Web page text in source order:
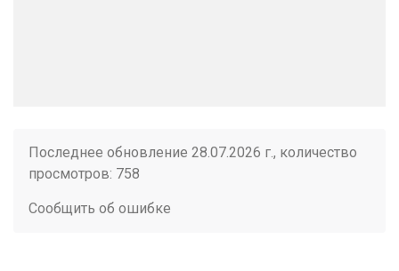
Последнее обновление 28.07.2026 г., количество
просмотров: 758
Сообщить об ошибке